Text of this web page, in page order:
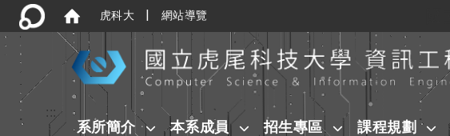
虎科大 | 網站導覽
:::
系所簡介 本系成員 招生專區 課程規劃